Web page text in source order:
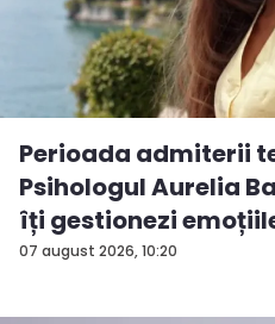
07 august 2026, 10:20
Perioada admiterii
Psihologul Aurelia
îți gestionezi
rezu...